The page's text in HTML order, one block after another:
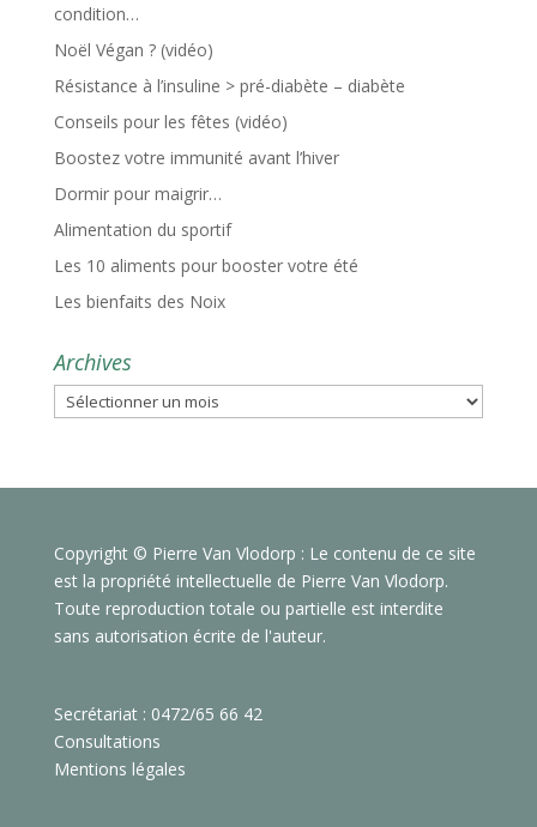
condition…
Noël Végan ? (vidéo)
Résistance à l’insuline > pré-diabète – diabète
Conseils pour les fêtes (vidéo)
Boostez votre immunité avant l’hiver
Dormir pour maigrir…
Alimentation du sportif
Les 10 aliments pour booster votre été
Les bienfaits des Noix
Archives
Archives
Copyright © Pierre Van Vlodorp : Le contenu de ce site
est la propriété intellectuelle de Pierre Van Vlodorp.
Toute reproduction totale ou partielle est interdite
sans autorisation écrite de l'auteur.
Secrétariat : 0472/65 66 42
Consultations
Mentions légales